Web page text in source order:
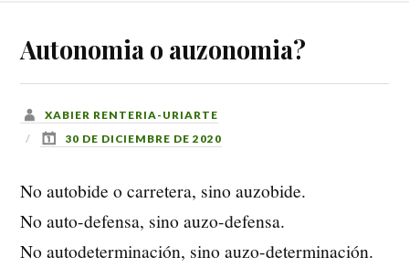
Autonomia o auzonomia?
XABIER RENTERIA-URIARTE
30 DE DICIEMBRE DE 2020
No autobide o carretera, sino auzobide.
No auto-defensa, sino auzo-defensa.
No autodeterminación, sino auzo-determinación.